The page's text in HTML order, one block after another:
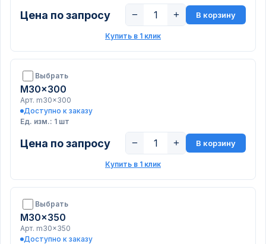
Цена по запросу − + В корзину
Купить в 1 клик
Выбрать
M30x300
Арт. m30x300
Доступно к заказу
Ед. изм.: 1 шт
Цена по запросу − + В корзину
Купить в 1 клик
Выбрать
M30x350
Арт. m30x350
Доступно к заказу